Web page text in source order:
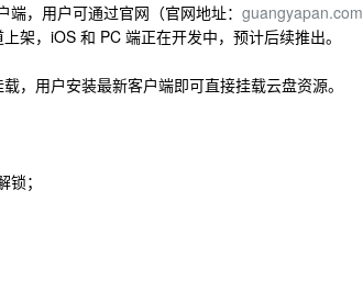
，用户可通过官网（官网地址： guangyapan.com
架，iOS 和 PC 端正在开发中，预计后续推出。
，用户安装最新客户端即可直接挂载云盘资源。
；